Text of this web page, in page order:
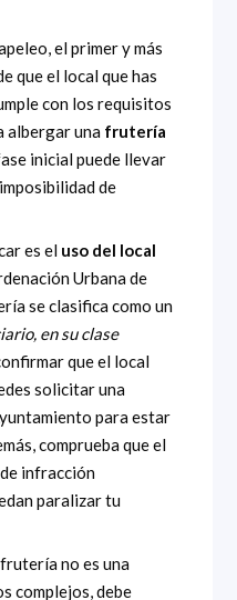
el primer y más
que el local que has
con los requisitos
albergar una frutería
inicial puede llevar
de
es el uso del local
Urbana de
se clasifica como un
en su clase
que el local
solicitar una
para estar
comprueba que el
infracción
paralizar tu
no es una
complejos, debe